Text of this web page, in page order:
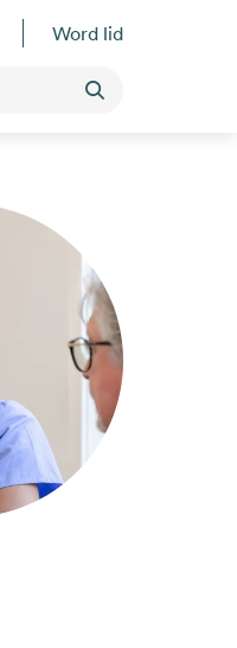
Word lid